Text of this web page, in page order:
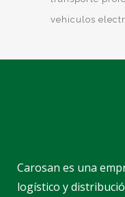
vehiculos
Carosan es una
logístico y